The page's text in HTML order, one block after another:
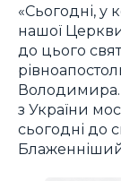
«Сьогодні, у
нашої
до цього
з України
сьогодні до
Блаженніший